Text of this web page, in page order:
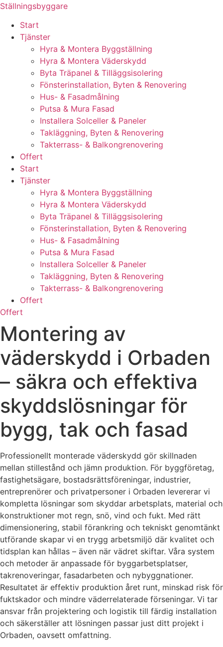
Skip
content
Ställningsbyggare
Start
Tjänster
Hyra & Montera Byggställning
Hyra & Montera Väderskydd
Byta Träpanel & Tilläggsisolering
Fönsterinstallation, Byten & Renovering
Hus- & Fasadmålning
Putsa & Mura Fasad
Installera Solceller & Paneler
Takläggning, Byten & Renovering
Takterrass- & Balkongrenovering
Offert
Start
Tjänster
Hyra & Montera Byggställning
Hyra & Montera Väderskydd
Byta Träpanel & Tilläggsisolering
Fönsterinstallation, Byten & Renovering
Hus- & Fasadmålning
Putsa & Mura Fasad
Installera Solceller & Paneler
Takläggning, Byten & Renovering
Takterrass- & Balkongrenovering
Offert
Offert
Montering av
väderskydd i Orbaden
– säkra och effektiva
skyddslösningar för
bygg, tak och fasad
Professionellt monterade väderskydd gör skillnaden
mellan stillestånd och jämn produktion. För byggföretag,
fastighetsägare, bostadsrättsföreningar, industrier,
entreprenörer och privatpersoner i Orbaden levererar vi
kompletta lösningar som skyddar arbetsplats, material och
konstruktioner mot regn, snö, vind och fukt. Med rätt
dimensionering, stabil förankring och tekniskt genomtänkt
utförande skapar vi en trygg arbetsmiljö där kvalitet och
tidsplan kan hållas – även när vädret skiftar. Våra system
och metoder är anpassade för byggarbetsplatser,
takrenoveringar, fasadarbeten och nybyggnationer.
Resultatet är effektiv produktion året runt, minskad risk för
fuktskador och mindre väderrelaterade förseningar. Vi tar
ansvar från projektering och logistik till färdig installation
och säkerställer att lösningen passar just ditt projekt i
Orbaden, oavsett omfattning.